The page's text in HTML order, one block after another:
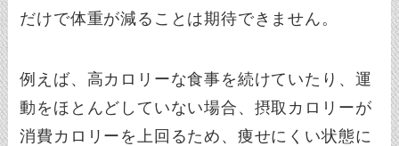
だけで体重が減ることは期待できません。
例えば、高カロリーな食事を続けていたり、運
動をほとんどしていない場合、摂取カロリーが
消費カロリーを上回るため、痩せにくい状態に